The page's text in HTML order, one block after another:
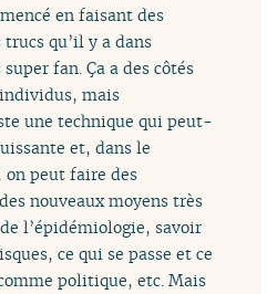
en faisant des
qu’il y a dans
fan. Ça a des côtés
mais
une technique qui peut-
et, dans le
on peut faire des
nouveaux moyens très
l’épidémiologie, savoir
ce qui se passe et ce
politique, etc. Mais